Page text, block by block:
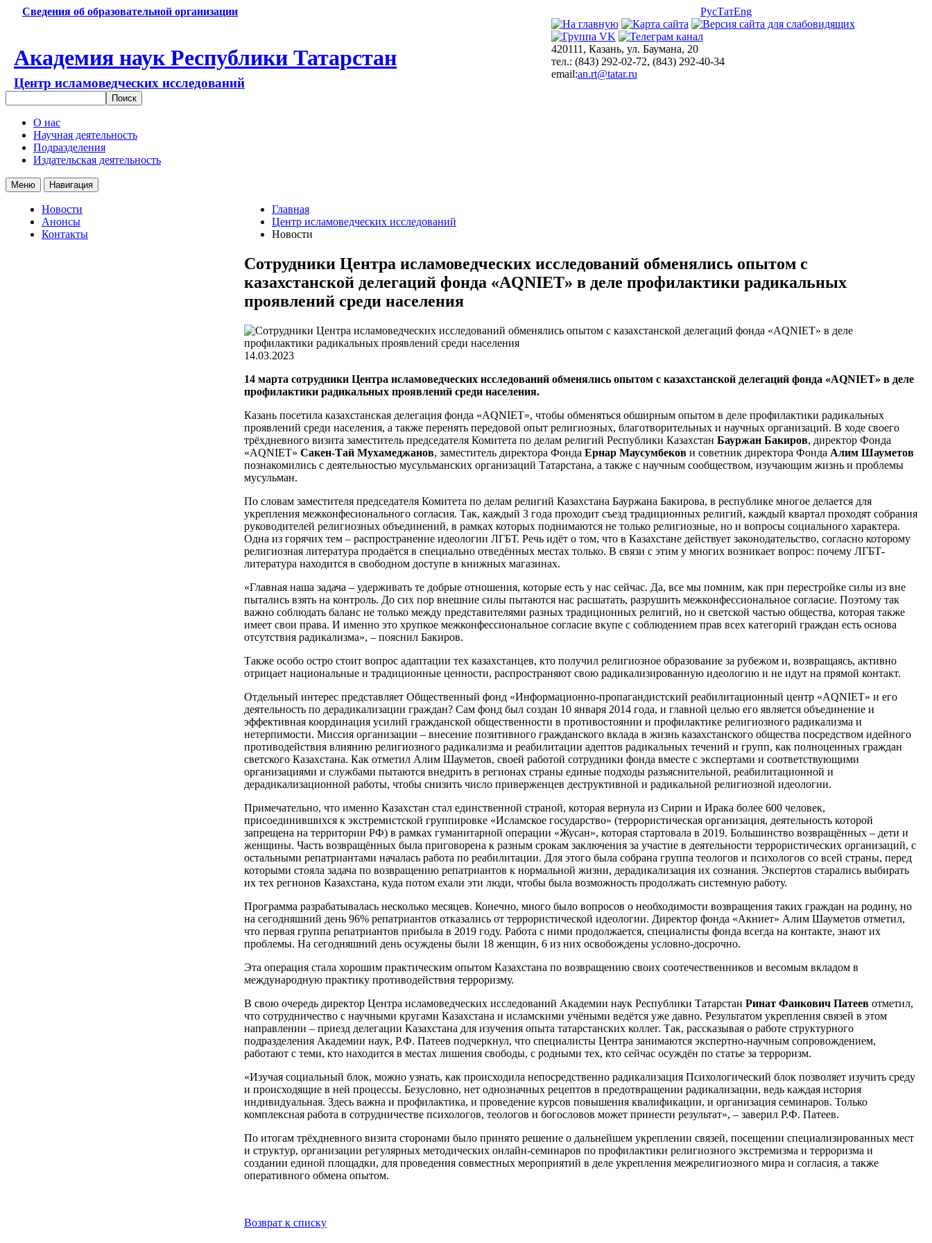
Сведения об образовательной организации РусТатEng
Академия наук Республики Татарстан
Центр исламоведческих исследований
420111, Казань, ул. Баумана, 20
тел.: (843) 292-02-72, (843) 292-40-34
email:an.rt@tatar.ru
О нас
Научная деятельность
Подразделения
Издательская деятельность
Меню Навигация
Новости
Анонсы
Контакты
Главная
Центр исламоведческих исследований
Новости
Сотрудники Центра исламоведческих исследований обменялись опытом с
казахстанской делегаций фонда «AQNIET» в деле профилактики радикальных
проявлений среди населения
14.03.2023
14 марта сотрудники Центра исламоведческих исследований обменялись опытом с казахстанской делегаций фонда «AQNIET» в деле
профилактики радикальных проявлений среди населения.
Казань посетила казахстанская делегация фонда «AQNIET», чтобы обменяться обширным опытом в деле профилактики радикальных
проявлений среди населения, а также перенять передовой опыт религиозных, благотворительных и научных организаций. В ходе своего
трёхдневного визита заместитель председателя Комитета по делам религий Республики Казахстан Бауржан Бакиров, директор Фонда
«AQNIET» Сакен-Тай Мухамеджанов, заместитель директора Фонда Ернар Маусумбеков и советник директора Фонда Алим Шауметов
познакомились с деятельностью мусульманских организаций Татарстана, а также с научным сообществом, изучающим жизнь и проблемы
мусульман.
По словам заместителя председателя Комитета по делам религий Казахстана Бауржана Бакирова, в республике многое делается для
укрепления межконфесионального согласия. Так, каждый 3 года проходит съезд традиционных религий, каждый квартал проходят собрания
руководителей религиозных объединений, в рамках которых поднимаются не только религиозные, но и вопросы социального характера.
Одна из горячих тем – распространение идеологии ЛГБТ. Речь идёт о том, что в Казахстане действует законодательство, согласно которому
религиозная литература продаётся в специально отведённых местах только. В связи с этим у многих возникает вопрос: почему ЛГБТ-
литература находится в свободном доступе в книжных магазинах.
«Главная наша задача – удерживать те добрые отношения, которые есть у нас сейчас. Да, все мы помним, как при перестройке силы из вне
пытались взять на контроль. До сих пор внешние силы пытаются нас расшатать, разрушить межконфессиональное согласие. Поэтому так
важно соблюдать баланс не только между представителями разных традиционных религий, но и светской частью общества, которая также
имеет свои права. И именно это хрупкое межконфессиональное согласие вкупе с соблюдением прав всех категорий граждан есть основа
отсутствия радикализма», – пояснил Бакиров.
Также особо остро стоит вопрос адаптации тех казахстанцев, кто получил религиозное образование за рубежом и, возвращаясь, активно
отрицает национальные и традиционные ценности, распространяют свою радикализированную идеологию и не идут на прямой контакт.
Отдельный интерес представляет Общественный фонд «Информационно-пропагандистский реабилитационный центр «AQNIET» и его
деятельность по дерадикализации граждан? Сам фонд был создан 10 января 2014 года, и главной целью его является объединение и
эффективная координация усилий гражданской общественности в противостоянии и профилактике религиозного радикализма и
нетерпимости. Миссия организации – внесение позитивного гражданского вклада в жизнь казахстанского общества посредством идейного
противодействия влиянию религиозного радикализма и реабилитации адептов радикальных течений и групп, как полноценных граждан
светского Казахстана. Как отметил Алим Шауметов, своей работой сотрудники фонда вместе с экспертами и соответствующими
организациями и службами пытаются внедрить в регионах страны единые подходы разъяснительной, реабилитационной и
дерадикализационной работы, чтобы снизить число приверженцев деструктивной и радикальной религиозной идеологии.
Примечательно, что именно Казахстан стал единственной страной, которая вернула из Сирии и Ирака более 600 человек,
присоединившихся к экстремистской группировке «Исламское государство» (террористическая организация, деятельность которой
запрещена на территории РФ) в рамках гуманитарной операции «Жусан», которая стартовала в 2019. Большинство возвращённых – дети и
женщины. Часть возвращённых была приговорена к разным срокам заключения за участие в деятельности террористических организаций, с
остальными репатриантами началась работа по реабилитации. Для этого была собрана группа теологов и психологов со всей страны, перед
которыми стояла задача по возвращению репатриантов к нормальной жизни, дерадикализация их сознания. Экспертов старались выбирать
их тех регионов Казахстана, куда потом ехали эти люди, чтобы была возможность продолжать системную работу.
Программа разрабатывалась несколько месяцев. Конечно, много было вопросов о необходимости возвращения таких граждан на родину, но
на сегодняшний день 96% репатриантов отказались от террористической идеологии. Директор фонда «Акниет» Алим Шауметов отметил,
что первая группа репатриантов прибыла в 2019 году. Работа с ними продолжается, специалисты фонда всегда на контакте, знают их
проблемы. На сегодняшний день осуждены были 18 женщин, 6 из них освобождены условно-досрочно.
Эта операция стала хорошим практическим опытом Казахстана по возвращению своих соотечественников и весомым вкладом в
международную практику противодействия терроризму.
В свою очередь директор Центра исламоведческих исследований Академии наук Республики Татарстан Ринат Фаикович Патеев отметил,
что сотрудничество с научными кругами Казахстана и исламскими учёными ведётся уже давно. Результатом укрепления связей в этом
направлении – приезд делегации Казахстана для изучения опыта татарстанских коллег. Так, рассказывая о работе структурного
подразделения Академии наук, Р.Ф. Патеев подчеркнул, что специалисты Центра занимаются экспертно-научным сопровождением,
работают с теми, кто находится в местах лишения свободы, с родными тех, кто сейчас осуждён по статье за терроризм.
«Изучая социальный блок, можно узнать, как происходила непосредственно радикализация Психологический блок позволяет изучить среду
и происходящие в ней процессы. Безусловно, нет однозначных рецептов в предотвращении радикализации, ведь каждая история
индивидуальная. Здесь важна и профилактика, и проведение курсов повышения квалификации, и организация семинаров. Только
комплексная работа в сотрудничестве психологов, теологов и богословов может принести результат», – заверил Р.Ф. Патеев.
По итогам трёхдневного визита сторонами было принято решение о дальнейшем укреплении связей, посещении специализированных мест
и структур, организации регулярных методических онлайн-семинаров по профилактики религиозного экстремизма и терроризма и
создании единой площадки, для проведения совместных мероприятий в деле укрепления межрелигиозного мира и согласия, а также
оперативного обмена опытом.
Возврат к списку